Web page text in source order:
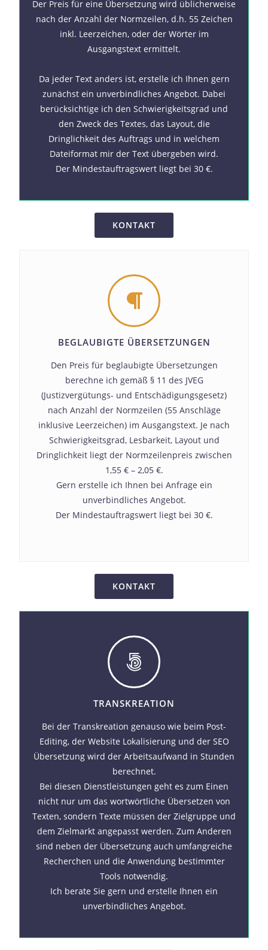
Der Preis für eine Übersetzung wird üblicherweise
nach der Anzahl der Normzeilen, d.h. 55 Zeichen
inkl. Leerzeichen, oder der Wörter im
Ausgangstext ermittelt.
Da jeder Text anders ist, erstelle ich Ihnen gern
zunächst ein unverbindliches Angebot. Dabei
berücksichtige ich den Schwierigkeitsgrad und
den Zweck des Textes, das Layout, die
Dringlichkeit des Auftrags und in welchem
Dateiformat mir der Text übergeben wird.
Der Mindestauftragswert liegt bei 30 €.
KONTAKT
BEGLAUBIGTE ÜBERSETZUNGEN
Den Preis für beglaubigte Übersetzungen
berechne ich gemäß § 11 des JVEG
(Justizvergütungs- und Entschädigungsgesetz)
nach Anzahl der Normzeilen (55 Anschläge
inklusive Leerzeichen) im Ausgangstext. Je nach
Schwierigkeitsgrad, Lesbarkeit, Layout und
Dringlichkeit liegt der Normzeilenpreis zwischen
1,55 € – 2,05 €.
Gern erstelle ich Ihnen bei Anfrage ein
unverbindliches Angebot.
Der Mindestauftragswert liegt bei 30 €.
KONTAKT
TRANSKREATION
Bei der Transkreation genauso wie beim Post-
Editing, der Website Lokalisierung und der SEO
Übersetzung wird der Arbeitsaufwand in Stunden
berechnet.
Bei diesen Dienstleistungen geht es zum Einen
nicht nur um das wortwörtliche Übersetzen von
Texten, sondern Texte müssen der Zielgruppe und
dem Zielmarkt angepasst werden. Zum Anderen
sind neben der Übersetzung auch umfangreiche
Recherchen und die Anwendung bestimmter
Tools notwendig.
Ich berate Sie gern und erstelle Ihnen ein
unverbindliches Angebot.